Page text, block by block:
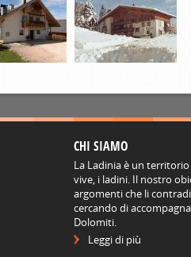
CHI SIAMO
La Ladinia è un
vive, i ladini. Il nostro
argomenti che li
cercando di
Dolomiti.
Leggi di più